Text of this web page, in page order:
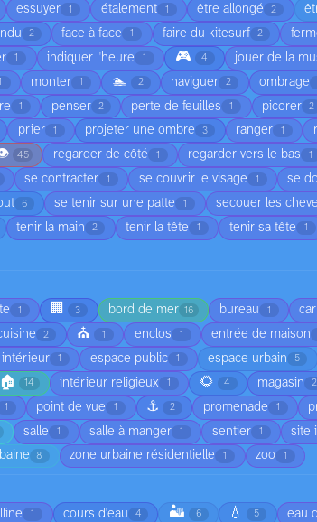
essuyer 1 étalement 1 être allongé 2
2 face à face 1 faire du kitesurf 2
1 indiquer l'heure 1 🎮 4 jouer de la
monter 1 🏊 2 naviguer 2 ombrage
1 penser 2 perte de feuilles 1 picorer 2
prier 1 projeter une ombre 3 ranger 1
45 regarder de côté 1 regarder vers le bas 1
se contracter 1 se couvrir le visage 1 se
6 se tenir sur une patte 1 secouer les
tenir la main 2 tenir la tête 1 tenir sa tête 1
1 🏢 3 bord de mer 16 bureau 1
2 ⛪ 1 enclos 1 entrée de maison
1 espace public 1 espace urbain 5
🏠 14 intérieur religieux 1 🌻 4 magasin 2
1 point de vue 1 ⚓ 2 promenade 1
salle 1 salle à manger 1 sentier 1 site
8 zone urbaine résidentielle 1 zoo 1
1 cours d'eau 4 🏜️ 6 💧 5 eau